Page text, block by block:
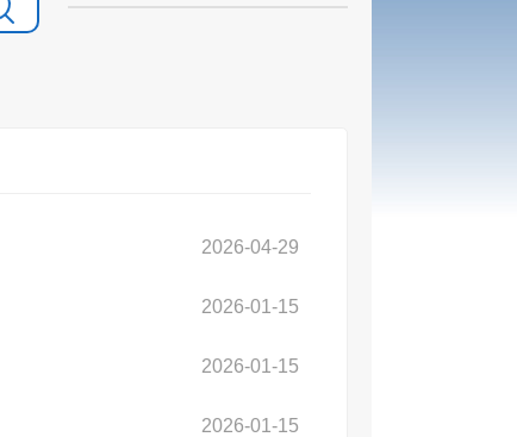
2026-04-29
2026-01-15
2026-01-15
2026-01-15